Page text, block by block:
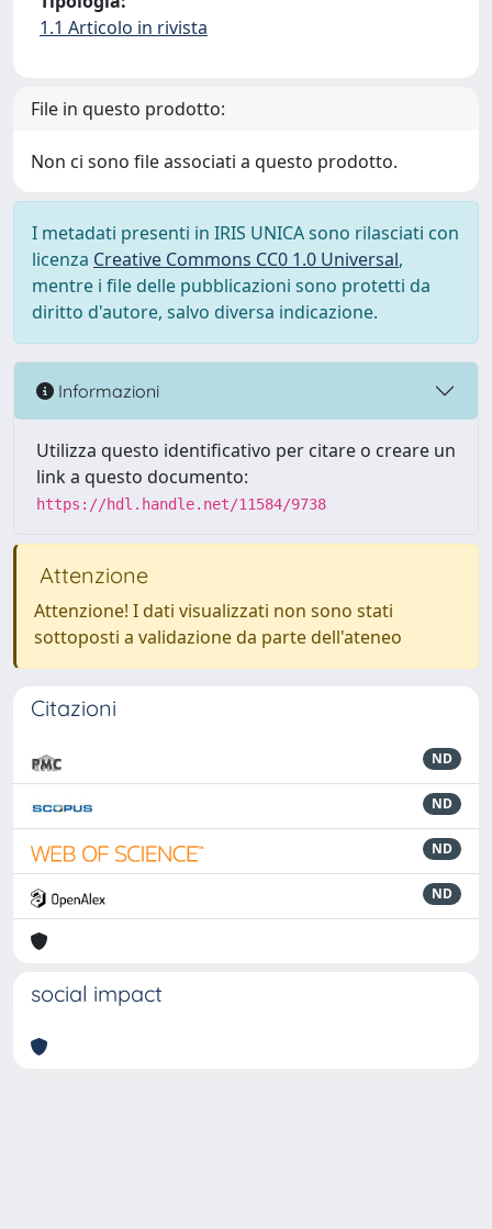
1.1 Articolo in rivista
File in questo prodotto:
Non ci sono file associati a questo prodotto.
I metadati presenti in IRIS UNICA sono rilasciati con
licenza Creative Commons CC0 1.0 Universal,
mentre i file delle pubblicazioni sono protetti da
diritto d'autore, salvo diversa indicazione.
Informazioni
Utilizza questo identificativo per citare o creare un
link a questo documento:
https://hdl.handle.net/11584/9738
Attenzione
Attenzione! I dati visualizzati non sono stati
sottoposti a validazione da parte dell'ateneo
Citazioni
ND
ND
ND
ND
social impact